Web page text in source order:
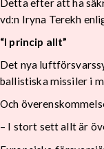
Detta efter att ha
vd:n Iryna Terekh
“I princip allt”
Det nya
ballistiska missiler i
Och
– I stort sett allt är